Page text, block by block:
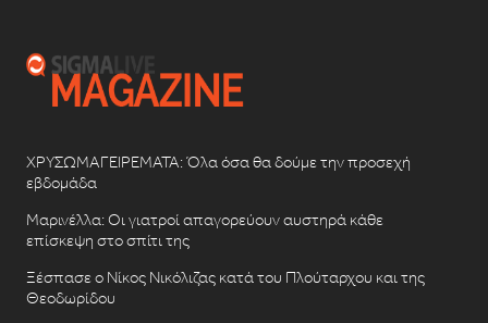
ΧΡΥΣΩΜΑΓΕΙΡΕΜΑΤΑ: Όλα όσα θα δούμε την προσεχή
εβδομάδα
Μαρινέλλα: Οι γιατροί απαγορεύουν αυστηρά κάθε
επίσκεψη στο σπίτι της
Ξέσπασε ο Νίκος Νικόλιζας κατά του Πλούταρχου και της
Θεοδωρίδου